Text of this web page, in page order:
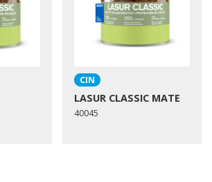
CIN
LASUR CLASSIC MATE
40045